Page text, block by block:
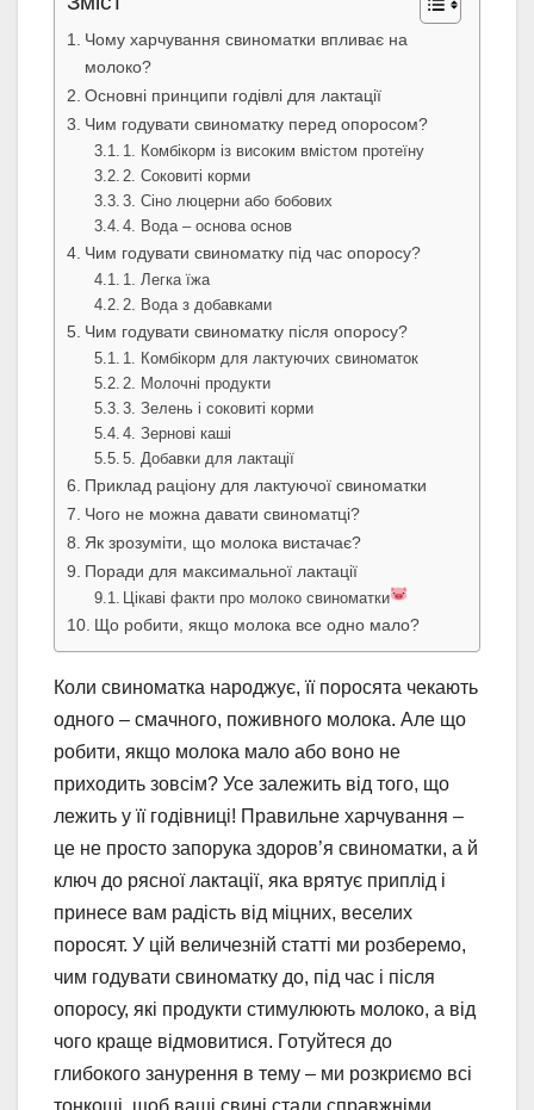
Чому харчування свиноматки впливає на
молоко?
Основні принципи годівлі для лактації
Чим годувати свиноматку перед опоросом?
1. Комбікорм із високим вмістом протеїну
2. Соковиті корми
3. Сіно люцерни або бобових
4. Вода – основа основ
Чим годувати свиноматку під час опоросу?
1. Легка їжа
2. Вода з добавками
Чим годувати свиноматку після опоросу?
1. Комбікорм для лактуючих свиноматок
2. Молочні продукти
3. Зелень і соковиті корми
4. Зернові каші
5. Добавки для лактації
Приклад раціону для лактуючої свиноматки
Чого не можна давати свиноматці?
Як зрозуміти, що молока вистачає?
Поради для максимальної лактації
Цікаві факти про молоко свиноматки
Що робити, якщо молока все одно мало?
Коли свиноматка народжує, її поросята чекають
одного – смачного, поживного молока. Але що
робити, якщо молока мало або воно не
приходить зовсім? Усе залежить від того, що
лежить у її годівниці! Правильне харчування –
це не просто запорука здоров’я свиноматки, а й
ключ до рясної лактації, яка врятує приплід і
принесе вам радість від міцних, веселих
поросят. У цій величезній статті ми розберемо,
чим годувати свиноматку до, під час і після
опоросу, які продукти стимулюють молоко, а від
чого краще відмовитися. Готуйтеся до
глибокого занурення в тему – ми розкриємо всі
тонкощі, щоб ваші свині стали справжніми